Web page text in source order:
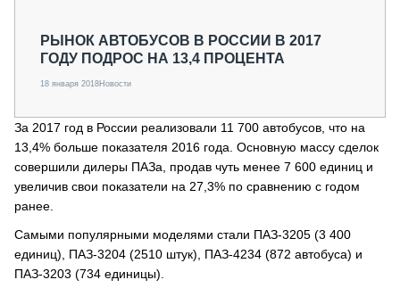
О ПРОЕКТЕ
РЫНОК АВТОБУСОВ В РОССИИ В 2017
ГОДУ ПОДРОС НА 13,4 ПРОЦЕНТА
18 января 2018Новости
За 2017 год в России реализовали 11 700 автобусов, что на
13,4% больше показателя 2016 года. Основную массу сделок
совершили дилеры ПАЗа, продав чуть менее 7 600 единиц и
увеличив свои показатели на 27,3% по сравнению с годом
ранее.
Самыми популярными моделями стали ПАЗ-3205 (3 400
единиц), ПАЗ-3204 (2510 штук), ПАЗ-4234 (872 автобуса) и
ПАЗ-3203 (734 единицы).